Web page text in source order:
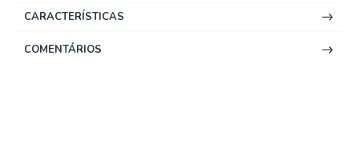
CARACTERÍSTICAS
COMENTÁRIOS